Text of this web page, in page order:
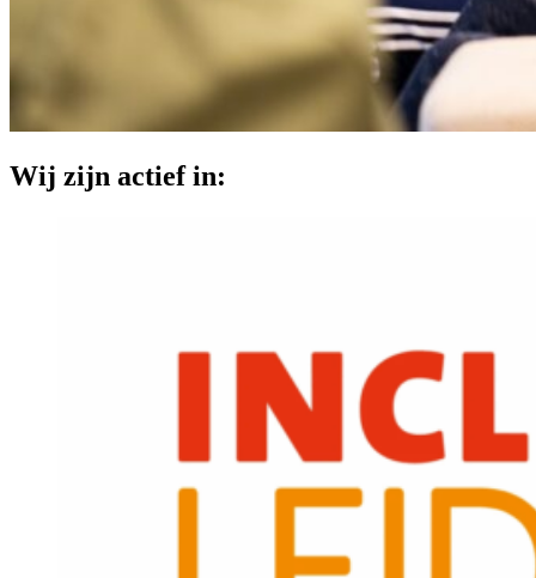
Wij zijn actief in: